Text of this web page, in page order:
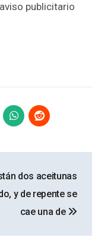
dos aceitunas
y de repente se
cae una de